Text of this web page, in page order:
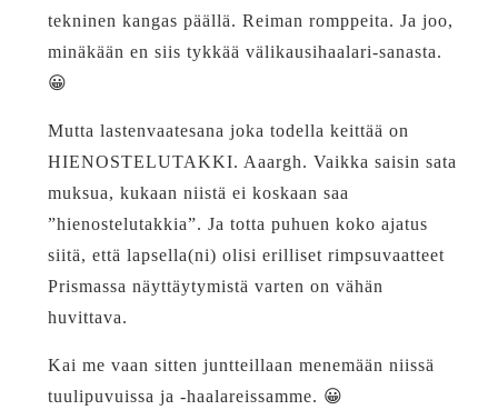
tekninen kangas päällä. Reiman romppeita. Ja joo,
minäkään en siis tykkää välikausihaalari-sanasta.
😀
Mutta lastenvaatesana joka todella keittää on
HIENOSTELUTAKKI. Aaargh. Vaikka saisin sata
muksua, kukaan niistä ei koskaan saa
”hienostelutakkia”. Ja totta puhuen koko ajatus
siitä, että lapsella(ni) olisi erilliset rimpsuvaatteet
Prismassa näyttäytymistä varten on vähän
huvittava.
Kai me vaan sitten juntteillaan menemään niissä
tuulipuvuissa ja -haalareissamme. 😀